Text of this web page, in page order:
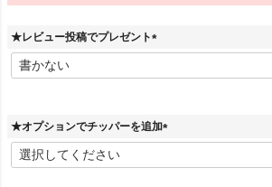
★レビュー投稿でプレゼント
必
★オプションでチッパーを追加
必